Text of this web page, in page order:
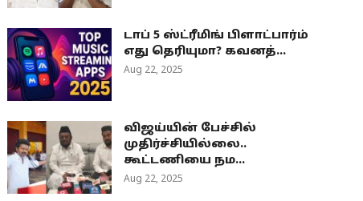
டாப் 5 ஸ்ட்ரீமிங் பிளாட்பார்ம்
எது தெரியுமா? கவனத்...
Aug 22, 2025
விஜய்யின் பேச்சில்
முதிர்ச்சியில்லை..
கூட்டணியை நம...
Aug 22, 2025